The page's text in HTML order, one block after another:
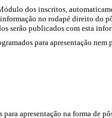
dos inscritos,
no rodapé direito do
serão publicados com esta
para apresentação nem
apresentação na forma de